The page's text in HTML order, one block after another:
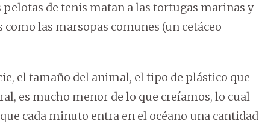
de tenis matan a las tortugas marinas y
las marsopas comunes (un cetáceo
el tamaño del animal, el tipo de plástico que
es mucho menor de lo que creíamos, lo cual
cada minuto entra en el océano una cantidad